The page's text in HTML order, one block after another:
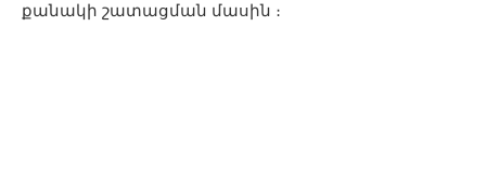
քանակի շատացման մասին ։